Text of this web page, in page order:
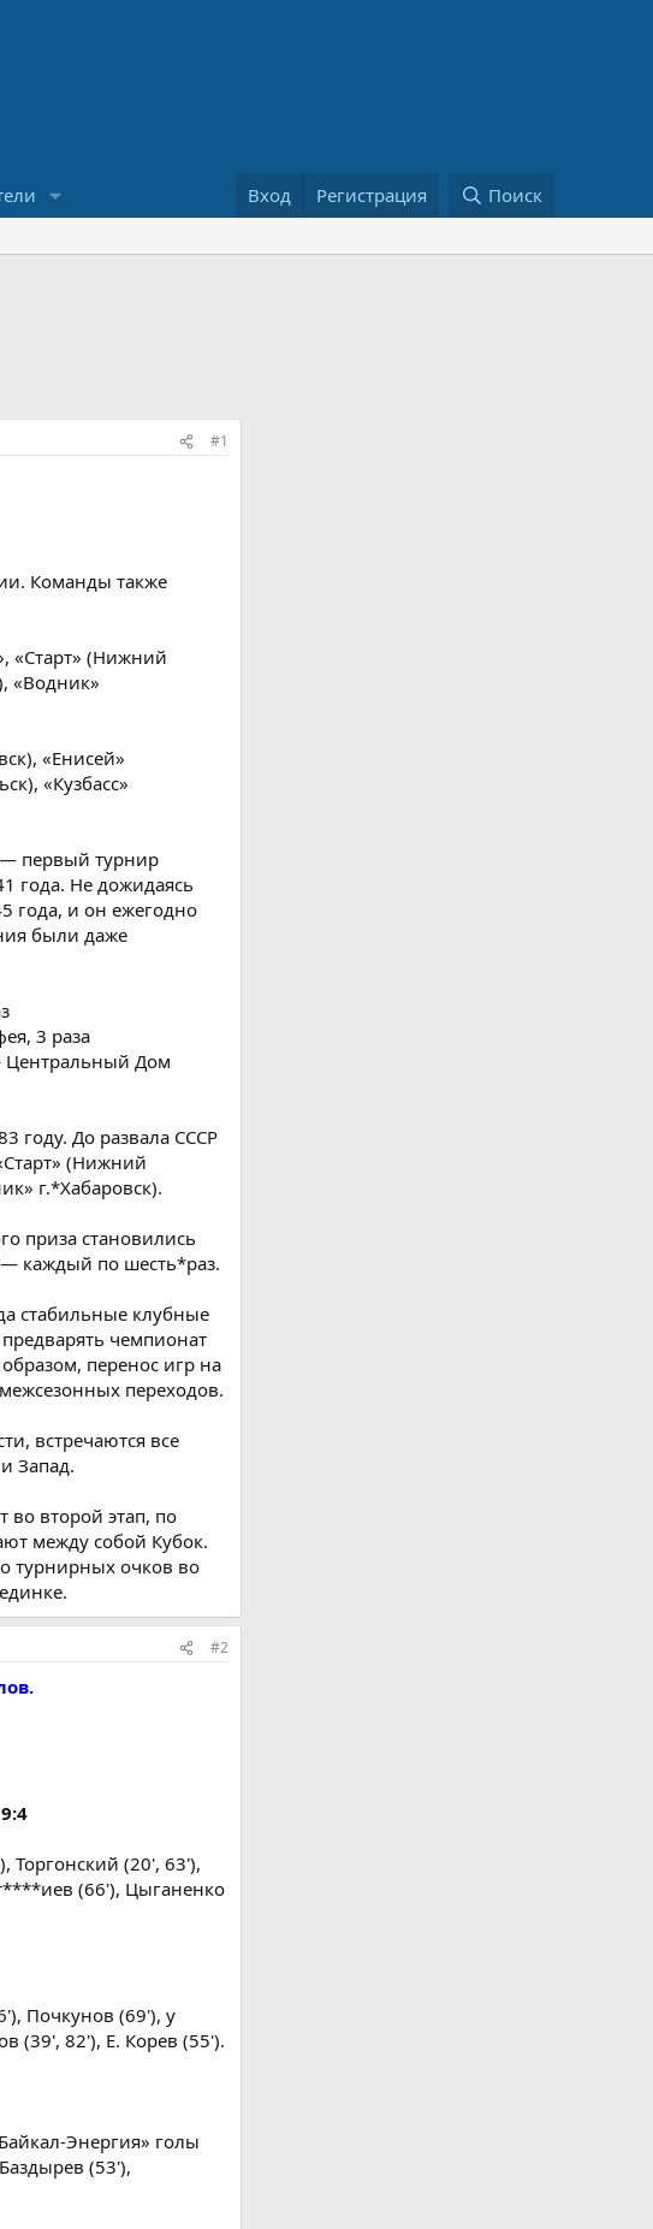
Вход Регистрация Поиск
#1
Команды также
«Старт» (Нижний
«Водник»
«Енисей»
«Кузбасс»
первый турнир
года. Не дожидаясь
года, и он ежегодно
были даже
3 раза
Центральный Дом
году. До развала СССР
(Нижний
г.*Хабаровск).
приза становились
каждый по шесть*раз.
стабильные клубные
чемпионат
перенос игр на
переходов.
встречаются все
Запад.
во второй этап, по
между собой Кубок.
турнирных очков во
#2
Торгонский (20', 63'),
(66'), Цыганенко
Почкунов (69'), у
(39', 82'), Е. Корев (55').
Энергия» голы
(53'),